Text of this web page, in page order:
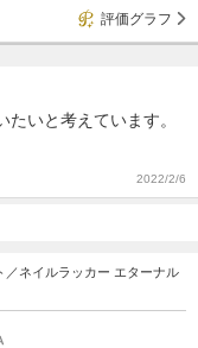
評価グラフ
いと考えています。
2022/2/6
／ネイルラッカー エターナル